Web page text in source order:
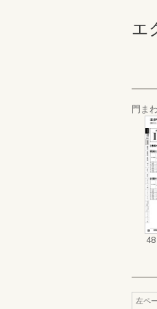
エ
門ま
48
左ペ